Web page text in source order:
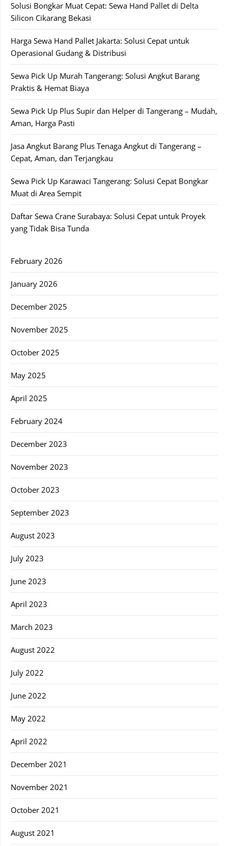
Solusi Bongkar Muat Cepat: Sewa Hand Pallet di Delta
Silicon Cikarang Bekasi
Harga Sewa Hand Pallet Jakarta: Solusi Cepat untuk
Operasional Gudang & Distribusi
Sewa Pick Up Murah Tangerang: Solusi Angkut Barang
Praktis & Hemat Biaya
Sewa Pick Up Plus Supir dan Helper di Tangerang – Mudah,
Aman, Harga Pasti
Jasa Angkut Barang Plus Tenaga Angkut di Tangerang –
Cepat, Aman, dan Terjangkau
Sewa Pick Up Karawaci Tangerang: Solusi Cepat Bongkar
Muat di Area Sempit
Daftar Sewa Crane Surabaya: Solusi Cepat untuk Proyek
yang Tidak Bisa Tunda
February 2026
January 2026
December 2025
November 2025
October 2025
May 2025
April 2025
February 2024
December 2023
November 2023
October 2023
September 2023
August 2023
July 2023
June 2023
April 2023
March 2023
August 2022
July 2022
June 2022
May 2022
April 2022
December 2021
November 2021
October 2021
August 2021